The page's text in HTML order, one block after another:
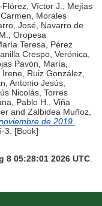
Flórez, Víctor J., Mejías
, Morales
José, Navarro de
, Oropesa
Teresa, Pérez
Crespo, Verónica,
Pavón, María,
Irene, Ruiz González,
Antonio Jesús,
Nicolás, Torres
Pablo H., Viña
and Zalbidea Muñoz,
de 2019.
3. [Book]
8 05:28:01 2026 UTC.